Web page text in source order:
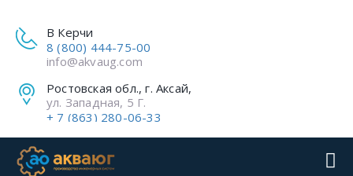
В Керчи
8 (800) 444-75-00
info@akvaug.com
Ростовская обл., г. Аксай,
ул. Западная, 5 Г.
+ 7 (863) 280-06-33